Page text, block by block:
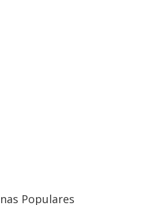
Populares